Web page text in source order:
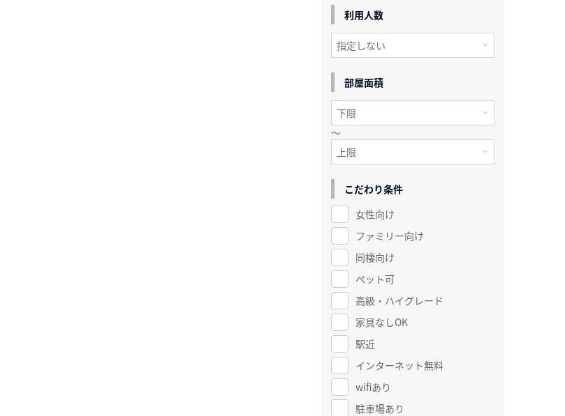
利用人数
部屋面積
～
こだわり条件
女性向け
ファミリー向け
同棲向け
ペット可
高級・ハイグレード
家具なしOK
駅近
インターネット無料
wifiあり
駐車場あり